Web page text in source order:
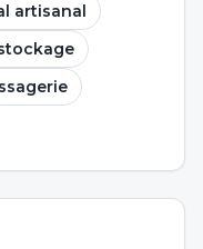
artisanal